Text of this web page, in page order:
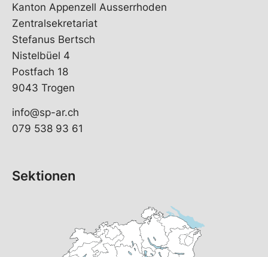
Kanton Appenzell Ausserrhoden
Zentralsekretariat
Stefanus Bertsch
Nistelbüel 4
Postfach 18
9043 Trogen
info@sp-ar.ch
079 538 93 61
Sektionen